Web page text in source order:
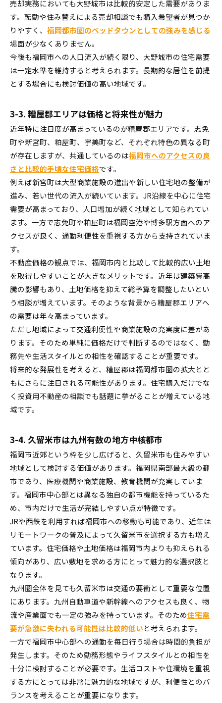
売却実務においても大野城市は比較的安定した需要がありま
す。転勤や住み替えによる売却相談でも購入希望者が見つか
りやすく、 福岡都市圏のベッドタウンとしての強みを感じる
場面が少なくありません。
今後も福岡市への人口流入が続く限り、大野城市の住宅需要
は一定水準を維持すると考えられます。長期的な居住を前提
とする場合にも検討価値の高い地域です。
3-3. 糟屋郡エリアは価格と将来性が魅力
近年特に注目度が高まっているのが糟屋郡エリアです。志免
町や新宮町、粕屋町、宇美町など、それぞれ特色の異なる町
が存在しますが、共通しているのは福岡市へのアクセスの良
さと比較的手頃な住宅価格です。
例えば新宮町は大型商業施設の進出や新しい住宅地の整備が
進み、若い世代の流入が続いています。JR沿線を中心に住宅
需要が高まっており、人口増加が続く地域として知られてい
ます。一方で志免町や粕屋町は福岡空港や博多駅方面へのア
クセスが良く、通勤利便性を重視する方から支持されていま
す。
不動産価格の観点では、福岡市内と比較して比較的広い土地
を取得しやすいことが大きなメリットです。近年は建築費高
騰の影響もあり、土地価格を抑えて総予算を調整したいとい
う相談が増えています。そのような背景から糟屋郡エリアへ
の需要は年々高まっています。
ただし地域によって交通利便性や商業施設の充実度に差があ
ります。そのため単純に価格だけで判断するのではなく、勤
務先や生活スタイルとの相性を確認することが重要です。
将来的な発展性を考えると、糟屋郡は福岡都市圏の拡大とと
もにさらに注目される可能性があります。住宅購入だけでな
く投資用不動産の相談でも話題に挙がることが増えている地
域です。
3-4. 久留米市は九州有数の地方中核都市
福岡市近郊という枠を少し広げると、久留米市も住みやすい
地域として検討する価値があります。福岡県南部最大級の都
市であり、医療機関や商業施設、教育機関が充実していま
す。福岡市中心部とは異なる独自の都市機能を持っているた
め、市内だけで生活が完結しやすい点が特徴です。
JRや西鉄を利用すれば福岡市への移動も可能であり、近年は
リモートワークの普及によって久留米市を選択する方も増え
ています。住宅価格や土地価格は福岡市内よりも抑えられる
傾向があり、広い敷地を求める方にとって魅力的な選択肢と
なります。
九州圏全体を見ても久留米市は交通の要衝として重要な位置
にあります。九州自動車道や新幹線へのアクセスも良く、物
流や産業面でも一定の強みを持っています。そのため住宅需
要が急激に失われる可能性は比較的低いと考えられます。
一方で福岡市中心部への通勤を毎日行う場合は時間的負担が
発生します。そのため勤務形態やライフスタイルとの相性を
十分に検討することが必要です。生活コストや住環境を重視
する方にとっては非常に魅力的な地域ですが、利便性とのバ
ランスを考えることが重要になります。